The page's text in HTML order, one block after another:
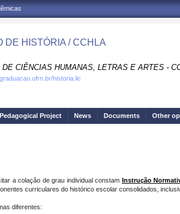
DE HISTÓRIA / CCHLA
DE CIÊNCIAS HUMANAS, LETRAS E ARTES -
historia.lic
Project News Documents Other
a colação de grau individual constam Instrução
curriculares do histórico escolar consolidados,
diferentes: